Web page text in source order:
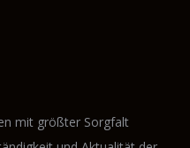
mit größter Sorgfalt